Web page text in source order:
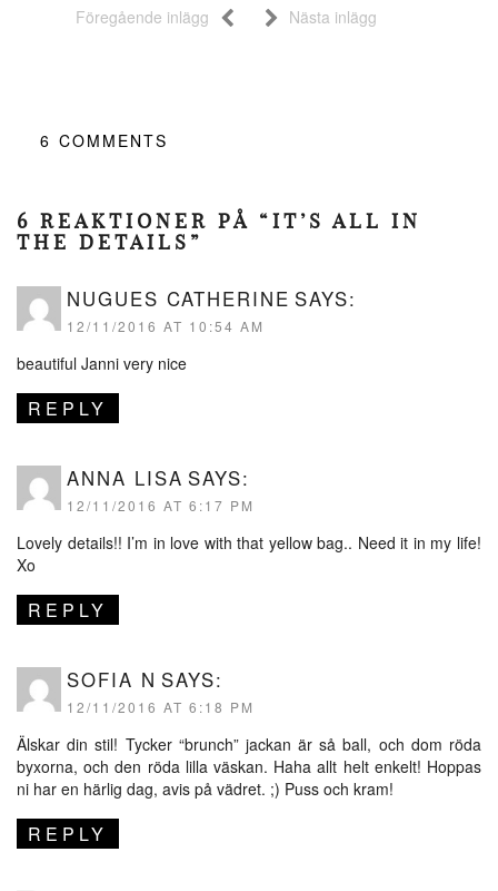
Föregående inlägg Nästa inlägg
6 COMMENTS
6 REAKTIONER PÅ “IT’S ALL IN
THE DETAILS”
NUGUES CATHERINE SAYS:
12/11/2016 AT 10:54 AM
beautiful Janni very nice
REPLY
ANNA LISA SAYS:
12/11/2016 AT 6:17 PM
Lovely details!! I’m in love with that yellow bag.. Need it in my life!
Xo
REPLY
SOFIA N SAYS:
12/11/2016 AT 6:18 PM
Älskar din stil! Tycker “brunch” jackan är så ball, och dom röda
byxorna, och den röda lilla väskan. Haha allt helt enkelt! Hoppas
ni har en härlig dag, avis på vädret. ;) Puss och kram!
REPLY